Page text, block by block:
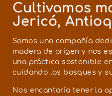
Cultivamos
Jericó,
Somos una compañía
madera de origen y nos
una práctica sostenible
cuidando los bosques y
Nos encantaría tener la